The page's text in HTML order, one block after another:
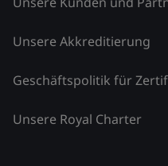
Unsere Akkreditierung
Geschäftspolitik für
Unsere Royal Charter